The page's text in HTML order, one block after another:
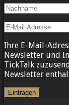
Ihre E-Mail-
Newsletter und
TickTalk
Newsletter